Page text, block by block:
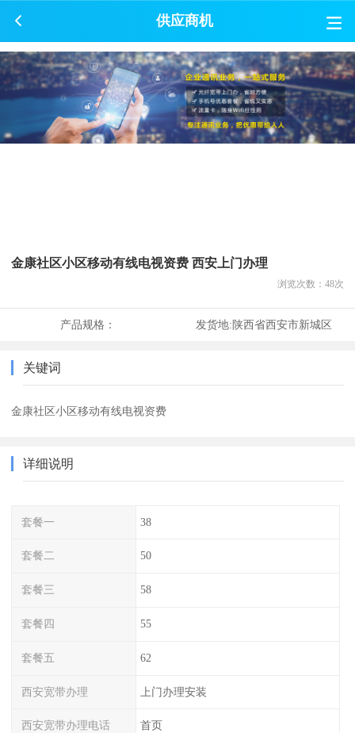
供应商机
金康社区小区移动有线电视资费 西安上门办理
浏览次数： 48次
产品规格： 发货地:陕西省西安市新城区
关键词
金康社区小区移动有线电视资费
详细说明
套餐一 38
套餐二 50
套餐三 58
套餐四 55
套餐五 62
西安宽带办理 上门办理安装
西安宽带办理电话 首页